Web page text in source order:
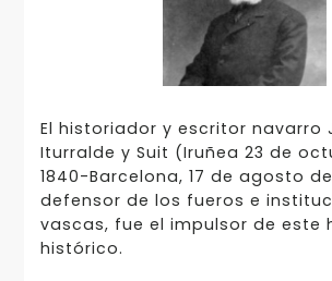
El historiador y escritor navarro
Iturralde y Suit (Iruñea 23 de
1840-Barcelona, 17 de agosto
defensor de los fueros e
vascas, fue el impulsor de este
histórico.